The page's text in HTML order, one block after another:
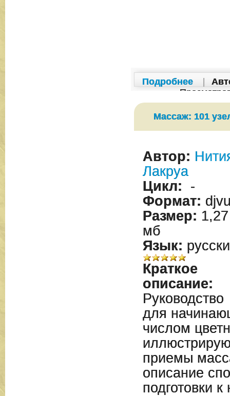
Подробнее |
Массаж: 101
Автор:
Лакруа
Цикл: -
Формат:
Размер: 1,27
мб
Язык:
Краткое
описание:
Руководство
для
числом
приемы
описание
подготовки